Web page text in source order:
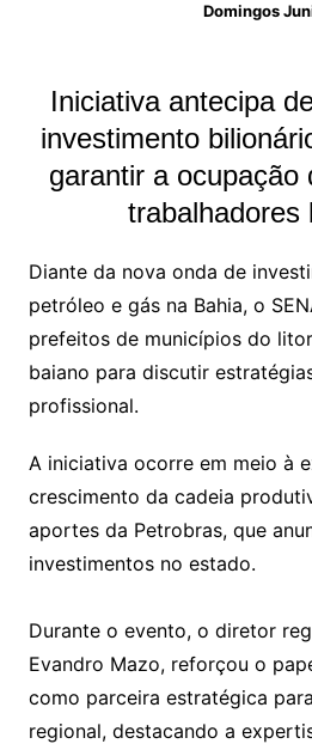
Domingos
Iniciativa antecipa
investimento
garantir a ocupação
trabalhadores
Diante da nova onda de
petróleo e gás na Bahia, o
prefeitos de municípios do
baiano para discutir
profissional.
A iniciativa ocorre em meio à
crescimento da cadeia
aportes da Petrobras, que
investimentos no estado.
Durante o evento, o diretor
Evandro Mazo, reforçou o
como parceira estratégica
regional, destacando a